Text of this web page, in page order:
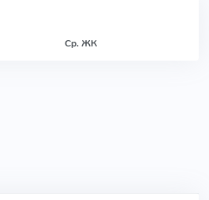
Ср. ЖК